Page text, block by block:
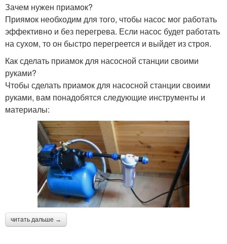
Зачем нужен приамок?
Приямок необходим для того, чтобы насос мог работать
эффективно и без перегрева. Если насос будет работать
на сухом, то он быстро перегреется и выйдет из строя.
Как сделать приамок для насосной станции своими
руками?
Чтобы сделать приамок для насосной станции своими
руками, вам понадобятся следующие инструменты и
материалы:
читать дальше →